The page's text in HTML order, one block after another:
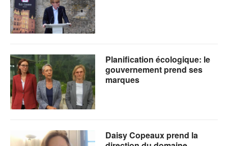
Planification écologique: le
gouvernement prend ses
marques
Daisy Copeaux prend la